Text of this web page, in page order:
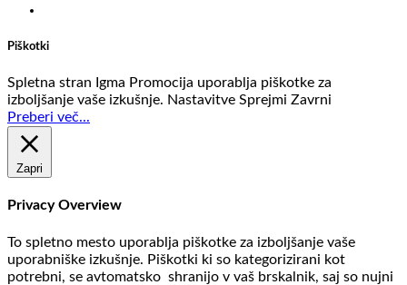
Piškotki
Spletna stran Igma Promocija uporablja piškotke za
izboljšanje vaše izkušnje. Nastavitve Sprejmi Zavrni
Preberi več...
Zapri
Privacy Overview
To spletno mesto uporablja piškotke za izboljšanje vaše
uporabniške izkušnje. Piškotki ki so kategorizirani kot
potrebni, se avtomatsko shranijo v vaš brskalnik, saj so nujni